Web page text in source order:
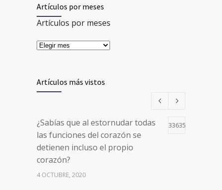
Artículos por meses
Artículos por meses
Artículos más vistos
¿Sabías que al estornudar todas
las funciones del corazón se
detienen incluso el propio
corazón?
33635
4 OCTUBRE, 2020